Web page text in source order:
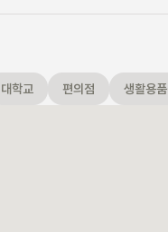
대학교 편의점 생활용